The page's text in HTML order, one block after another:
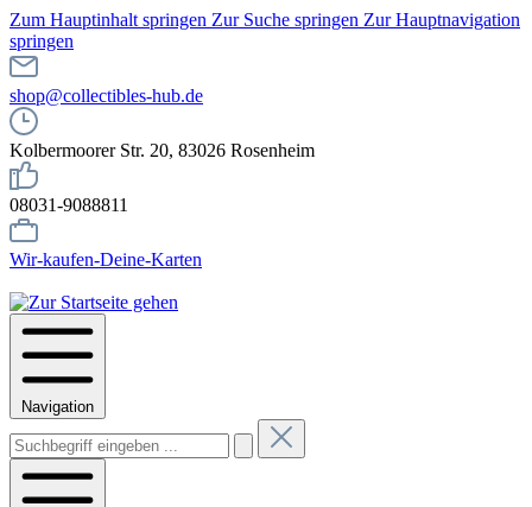
Zum Hauptinhalt springen Zur Suche springen Zur Hauptnavigation
springen
shop@collectibles-hub.de
Kolbermoorer Str. 20, 83026 Rosenheim
08031-9088811
Wir-kaufen-Deine-Karten
Navigation